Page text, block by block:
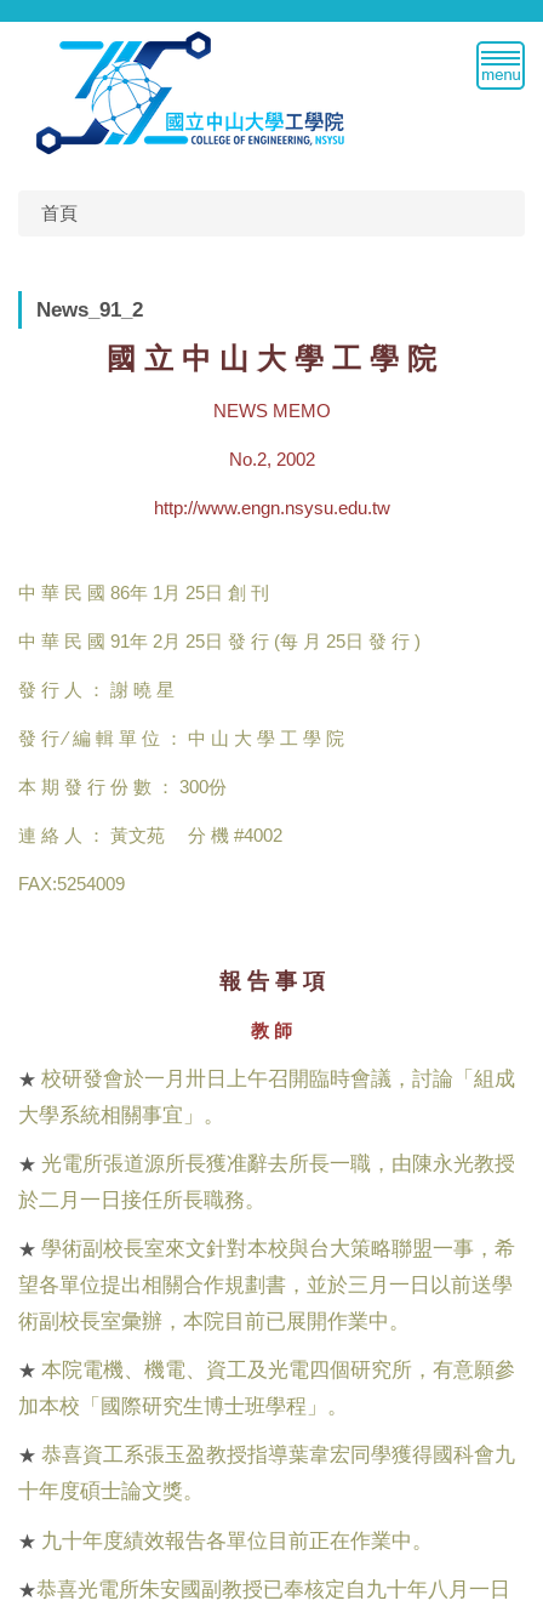
跳
首頁
News_91_2
國 立 中 山 大 學 工 學 院
NEWS MEMO
No.2, 2002
http://www.engn.nsysu.edu.tw
中 華 民 國 86年 1月 25日 創 刊
中 華 民 國 91年 2月 25日 發 行 (每 月 25日 發 行 )
發 行 人 ： 謝 曉 星
發 行 ∕ 編 輯 單 位 ： 中 山 大 學 工 學 院
本 期 發 行 份 數 ： 300份
連 絡 人 ： 黃文苑 分 機 #4002
FAX:5254009
報 告 事 項
教 師
★ 校研發會於一月卅日上午召開臨時會議，討論「組成
大學系統相關事宜」。
★ 光電所張道源所長獲准辭去所長一職，由陳永光教授
於二月一日接任所長職務。
★ 學術副校長室來文針對本校與台大策略聯盟一事，希
望各單位提出相關合作規劃書，並於三月一日以前送學
術副校長室彙辦，本院目前已展開作業中。
★ 本院電機、機電、資工及光電四個研究所，有意願參
加本校「國際研究生博士班學程」。
★ 恭喜資工系張玉盈教授指導葉韋宏同學獲得國科會九
十年度碩士論文獎。
★ 九十年度績效報告各單位目前正在作業中。
★恭喜光電所朱安國副教授已奉核定自九十年八月一日